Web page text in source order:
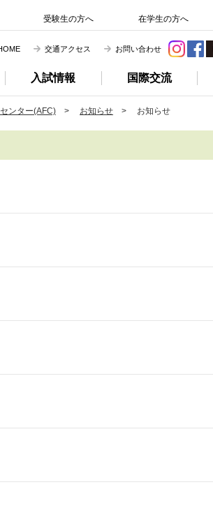
入試情報 国際交流
受験生の方へ 在学生の方へ
交通アクセス お問い合わせ
ンター(AFC) > お知らせ > お知らせ